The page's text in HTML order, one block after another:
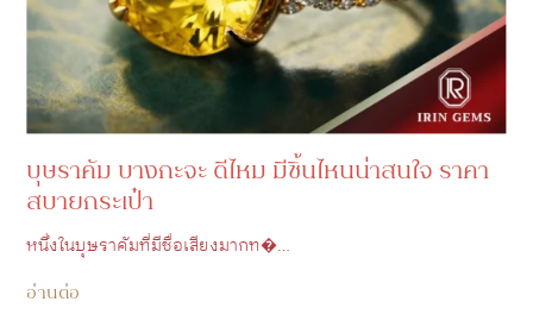
บุษราคัม บางกะจะ ดีไหม มีชิ้นไหนน่าสนใจ ราคา
สบายกระเป๋า
หนึ่งในบุษราคัมที่มีชื่อเสียงมากท�…
อ่านต่อ